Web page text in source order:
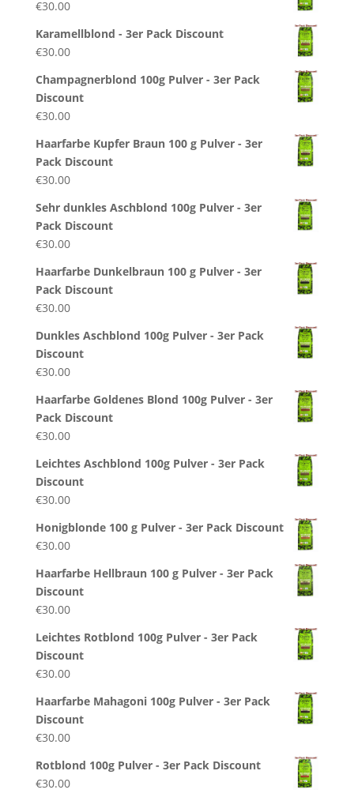
€30.00
Karamellblond - 3er Pack Discount
€30.00
Champagnerblond 100g Pulver - 3er Pack
Discount
€30.00
Haarfarbe Kupfer Braun 100 g Pulver - 3er
Pack Discount
€30.00
Sehr dunkles Aschblond 100g Pulver - 3er
Pack Discount
€30.00
Haarfarbe Dunkelbraun 100 g Pulver - 3er
Pack Discount
€30.00
Dunkles Aschblond 100g Pulver - 3er Pack
Discount
€30.00
Haarfarbe Goldenes Blond 100g Pulver - 3er
Pack Discount
€30.00
Leichtes Aschblond 100g Pulver - 3er Pack
Discount
€30.00
Honigblonde 100 g Pulver - 3er Pack Discount
€30.00
Haarfarbe Hellbraun 100 g Pulver - 3er Pack
Discount
€30.00
Leichtes Rotblond 100g Pulver - 3er Pack
Discount
€30.00
Haarfarbe Mahagoni 100g Pulver - 3er Pack
Discount
€30.00
Rotblond 100g Pulver - 3er Pack Discount
€30.00